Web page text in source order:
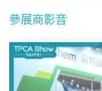
參展商影音